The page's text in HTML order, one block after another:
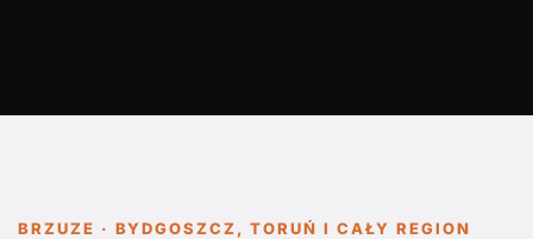
BRZUZE · BYDGOSZCZ, TORUŃ I CAŁY REGION